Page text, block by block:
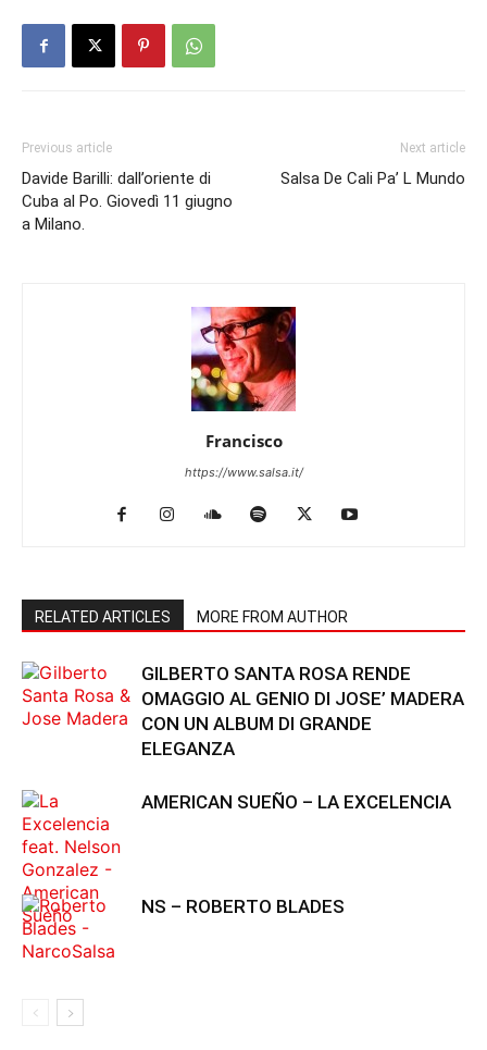
Previous article
Davide Barilli: dall’oriente di
Cuba al Po. Giovedì 11 giugno
a Milano.
Next article
Salsa De Cali Pa’ L Mundo
Francisco
https://www.salsa.it/
RELATED ARTICLES MORE FROM AUTHOR
GILBERTO SANTA ROSA RENDE
OMAGGIO AL GENIO DI JOSE’ MADERA
CON UN ALBUM DI GRANDE
ELEGANZA
AMERICAN SUEÑO – LA EXCELENCIA
NS – ROBERTO BLADES